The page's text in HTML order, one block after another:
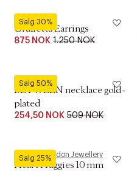
Salg 30%
Maanesten
Giulietta Earrings
875 NOK 1.250 NOK
Salg 50%
Pilgrim
BETWEEN necklace gold-
plated
254,50 NOK 509 NOK
Salg 25%
Pernille Corydon Jewellery
Heart Huggies 10 mm